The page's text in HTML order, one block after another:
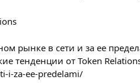
рынке в сети и за ее
тенденции от Token
i-za-ee-predelami/